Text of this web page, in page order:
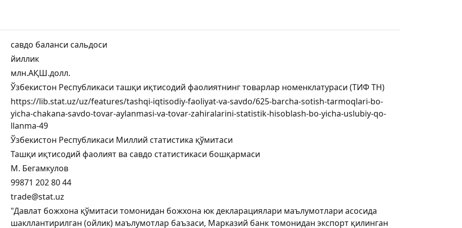
савдо баланси сальдоси
йиллик
млн.АҚШ.долл.
Ўзбекистон Республикаси ташқи иқтисодий фаолиятнинг товарлар номенклатураси (ТИФ ТН)
https://lib.stat.uz/uz/features/tashqi-iqtisodiy-faoliyat-va-savdo/625-barcha-sotish-tarmoqlari-bo-
yicha-chakana-savdo-tovar-aylanmasi-va-tovar-zahiralarini-statistik-hisoblash-bo-yicha-uslubiy-qo-
llanma-49
Ўзбекистон Республикаси Миллий статистика қўмитаси
Ташқи иқтисодий фаолият ва савдо статистикаси бошқармаси
М. Бегамкулов
99871 202 80 44
trade@stat.uz
"Давлат божхона қўмитаси томонидан божхона юк декларациялари маълумотлари асосида
шакллантирилган (ойлик) маълумотлар баъзаси, Марказий банк томонидан экспорт қилинган